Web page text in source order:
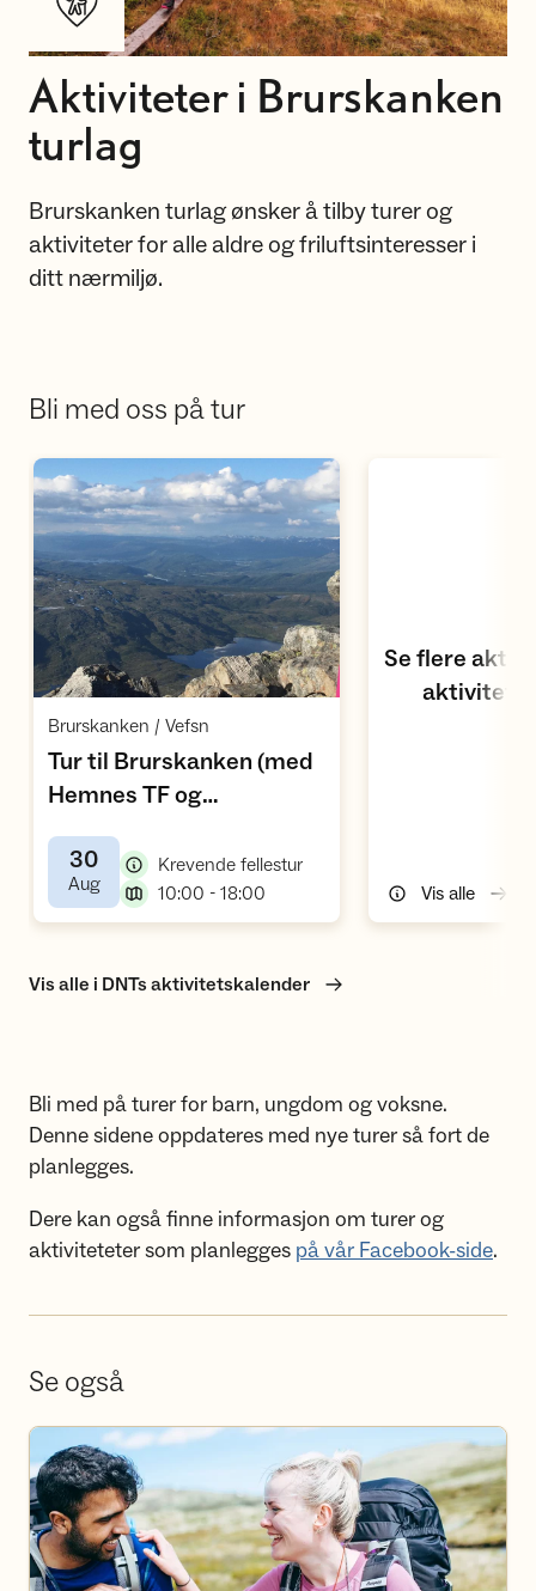
Aktiviteter i Brurskanken
turlag
Brurskanken turlag ønsker å tilby turer og
aktiviteter for alle aldre og friluftsinteresser i
ditt nærmiljø.
Bli med oss på tur
Åpne aktivitet
Brurskanken / Vefsn
Tur til Brurskanken (med
Hemnes TF og
Brurskanken Turlag)
30
Aug,
Krevende fellestur,
10:00 - 18:00
Se flere
Vis alle
Vis alle i DNTs aktivitetskalender
Bli med på turer for barn, ungdom og voksne.
Denne sidene oppdateres med nye turer så fort de
planlegges.
Dere kan også finne informasjon om turer og
aktiviteteter som planlegges på vår Facebook-side.
Se også
Bli frivillig